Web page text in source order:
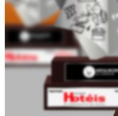
VEJA
TAMBÉM